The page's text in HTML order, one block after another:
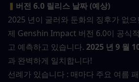
▍ 버전 6.0 릴리스 날짜 (예상)
2025 년이 굴러와 둔화의 징후가 없
제 Genshin Impact 버전 6.0이 공식
고 예측하고 있습니다. 2025 년 9 월
과 완벽하게 일치합니다!
선례가 있습니다 : 매마다 주요 여름